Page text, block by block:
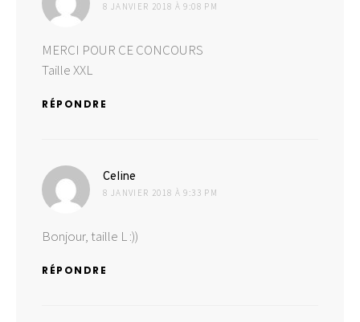
8 JANVIER 2018 À 9:08 PM
MERCI POUR CE CONCOURS
Taille XXL
RÉPONDRE
Celine
8 JANVIER 2018 À 9:33 PM
Bonjour, taille L :))
RÉPONDRE